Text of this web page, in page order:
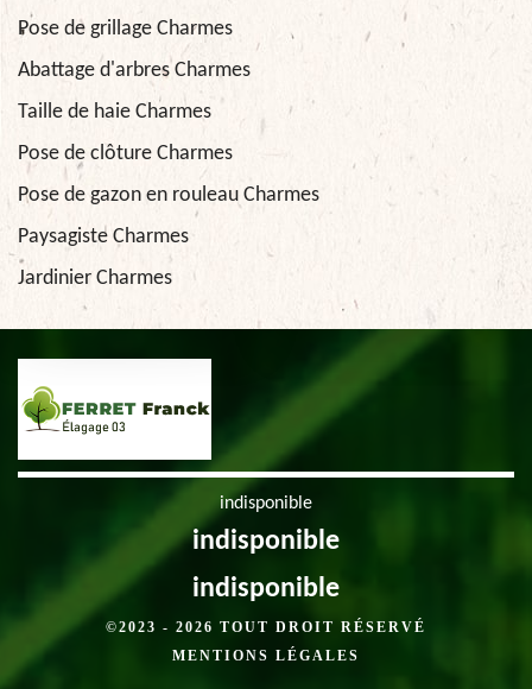
Pose de grillage Charmes
Abattage d'arbres Charmes
Taille de haie Charmes
Pose de clôture Charmes
Pose de gazon en rouleau Charmes
Paysagiste Charmes
Jardinier Charmes
indisponible
indisponible
indisponible
©2023 - 2026 TOUT DROIT RÉSERVÉ
MENTIONS LÉGALES